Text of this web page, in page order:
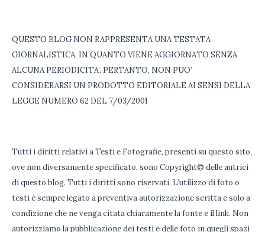
QUESTO BLOG NON RAPPRESENTA UNA TESTATA
GIORNALISTICA, IN QUANTO VIENE AGGIORNATO SENZA
ALCUNA PERIODICITA’. PERTANTO, NON PUO’
CONSIDERARSI UN PRODOTTO EDITORIALE AI SENSI DELLA
LEGGE NUMERO 62 DEL 7/03/2001
Tutti i diritti relativi a Testi e Fotografie, presenti su questo sito,
ove non diversamente specificato, sono Copyright© delle autrici
di questo blog. Tutti i diritti sono riservati. L’utilizzo di foto o
testi è sempre legato a preventiva autorizzazione scritta e solo a
condizione che ne venga citata chiaramente la fonte e il link. Non
autorizziamo la pubblicazione dei testi e delle foto in quegli spazi